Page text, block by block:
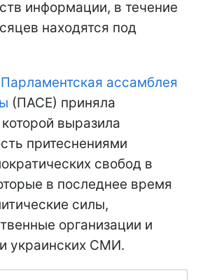
информации, в течение
находятся под
Парламентская ассамблея
(ПАСЕ) приняла
выразила
притеснениями
свобод в
в последнее время
силы,
организации и
украинских СМИ.